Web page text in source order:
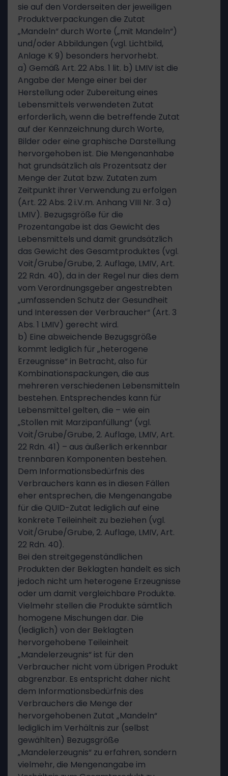
sie auf den Vorderseiten der jeweiligen
Produktverpackungen die Zutat
„Mandeln“ durch Worte („mit Mandeln“)
und/oder Abbildungen (vgl. Lichtbild,
Anlage K 9) besonders hervorhebt.
a) Gemäß Art. 22 Abs. 1 lit. b) LMIV ist die
Angabe der Menge einer bei der
Herstellung oder Zubereitung eines
Lebensmittels verwendeten Zutat
erforderlich, wenn die betreffende Zutat
auf der Kennzeichnung durch Worte,
Bilder oder eine graphische Darstellung
hervorgehoben ist. Die Mengenanhabe
hat grundsätzlich als Prozentsatz der
Menge der Zutat bzw. Zutaten zum
Zeitpunkt ihrer Verwendung zu erfolgen
(Art. 22 Abs. 2 i.V.m. Anhang VIII Nr. 3 a)
LMIV). Bezugsgröße für die
Prozentangabe ist das Gewicht des
Lebensmittels und damit grundsätzlich
das Gewicht des Gesamtproduktes (vgl.
Voit/Grube/Grube, 2. Auflage, LMIV, Art.
22 Rdn. 40), da in der Regel nur dies dem
vom Verordnungsgeber angestrebten
„umfassenden Schutz der Gesundheit
und Interessen der Verbraucher“ (Art. 3
Abs. 1 LMIV) gerecht wird.
b) Eine abweichende Bezugsgröße
kommt lediglich für „heterogene
Erzeugnisse“ in Betracht, also für
Kombinationspackungen, die aus
mehreren verschiedenen Lebensmitteln
bestehen. Entsprechendes kann für
Lebensmittel gelten, die – wie ein
„Stollen mit Marzipanfüllung“ (vgl.
Voit/Grube/Grube, 2. Auflage, LMIV, Art.
22 Rdn. 41) – aus äußerlich erkennbar
trennbaren Komponenten bestehen.
Dem Informationsbedürfnis des
Verbrauchers kann es in diesen Fällen
eher entsprechen, die Mengenangabe
für die QUID-Zutat lediglich auf eine
konkrete Teileinheit zu beziehen (vgl.
Voit/Grube/Grube, 2. Auflage, LMIV, Art.
22 Rdn. 40).
Bei den streitgegenständlichen
Produkten der Beklagten handelt es sich
jedoch nicht um heterogene Erzeugnisse
oder um damit vergleichbare Produkte.
Vielmehr stellen die Produkte sämtlich
homogene Mischungen dar. Die
(lediglich) von der Beklagten
hervorgehobene Teileinheit
„Mandelerzeugnis“ ist für den
Verbraucher nicht vom übrigen Produkt
abgrenzbar. Es entspricht daher nicht
dem Informationsbedürfnis des
Verbrauchers die Menge der
hervorgehobenen Zutat „Mandeln“
lediglich im Verhältnis zur (selbst
gewählten) Bezugsgröße
„Mandelerzeugnis“ zu erfahren, sondern
vielmehr, die Mengenangabe im